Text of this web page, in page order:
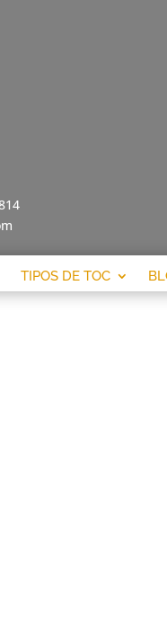
TIPOS DE TOC